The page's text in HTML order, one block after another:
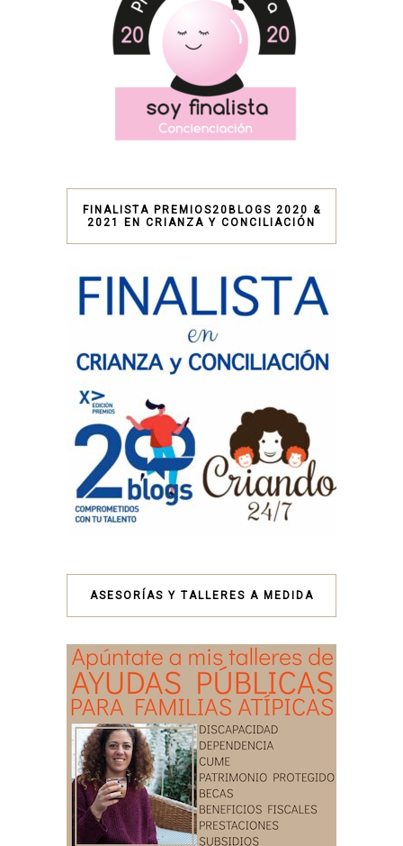
FINALISTA PREMIOS20BLOGS 2020 &
2021 EN CRIANZA Y CONCILIACIÓN
ASESORÍAS Y TALLERES A MEDIDA